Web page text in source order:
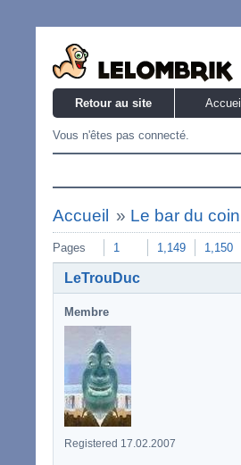
Retour au site Accueil
Vous n'êtes pas connecté.
Accueil » Le bar du coin
Pages 1 1,149 1,150
LeTrouDuc
Membre
Registered 17.02.2007